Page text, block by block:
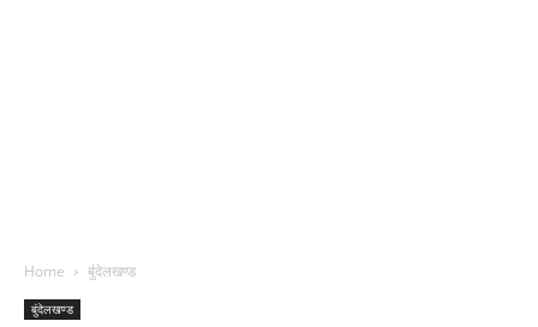
Home बुंदेलखण्ड
बुंदेलखण्ड